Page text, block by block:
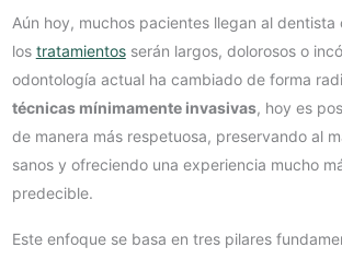
Aún hoy, muchos pacientes llegan al
los tratamientosserán largos, dolorosos o
odontología actual ha cambiado de forma
técnicas mínimamente invasivas, hoy es
de manera más respetuosa, preservando al
sanos y ofreciendo una experiencia mucho
predecible.
Este enfoque se basa en tres pilares